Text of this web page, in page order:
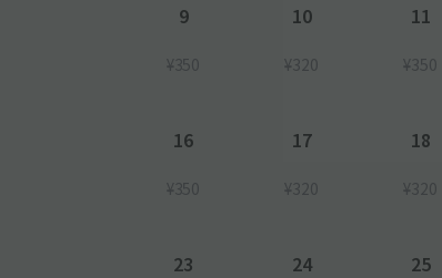
9
¥350
10
¥320
11
¥350
16
¥350
17
¥320
18
¥320
23 24 25